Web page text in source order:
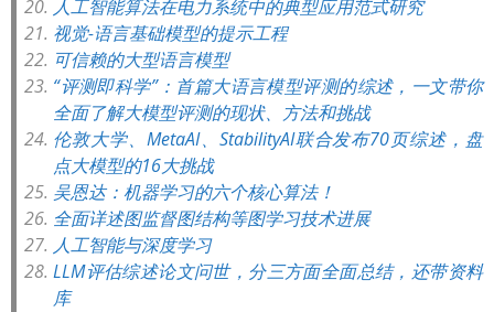
人工智能算法在电力系统中的典型应用范式研究
视觉-语言基础模型的提示工程
可信赖的大型语言模型
“评测即科学”：首篇大语言模型评测的综述，一文带你
全面了解大模型评测的现状、方法和挑战
伦敦大学、MetaAI、StabilityAI联合发布70页综述，盘
点大模型的16大挑战
吴恩达：机器学习的六个核心算法！
全面详述图监督图结构等图学习技术进展
人工智能与深度学习
LLM评估综述论文问世，分三方面全面总结，还带资料
库